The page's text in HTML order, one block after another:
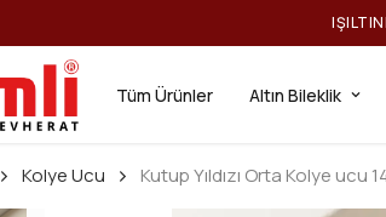
Tüm Ürünler Altın Bileklik
Kolye Ucu Kutup Yıldızı Orta Kolye ucu